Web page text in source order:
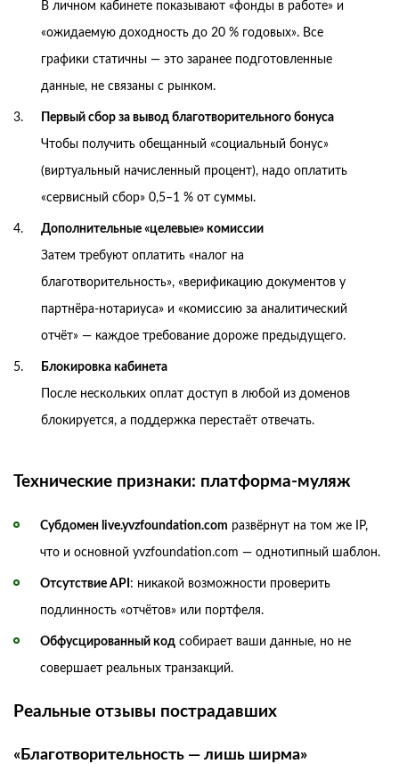
В личном кабинете показывают «фонды в работе» и
«ожидаемую доходность до 20 % годовых». Все
графики статичны — это заранее подготовленные
данные, не связаны с рынком.
Первый сбор за вывод благотворительного бонуса
Чтобы получить обещанный «социальный бонус»
(виртуальный начисленный процент), надо оплатить
«сервисный сбор» 0,5–1 % от суммы.
Дополнительные «целевые» комиссии
Затем требуют оплатить «налог на
благотворительность», «верификацию документов у
партнёра-нотариуса» и «комиссию за аналитический
отчёт» — каждое требование дороже предыдущего.
Блокировка кабинета
После нескольких оплат доступ в любой из доменов
блокируется, а поддержка перестаёт отвечать.
Технические признаки: платформа‑муляж
Субдомен live.yvzfoundation.com развёрнут на том же IP,
что и основной yvzfoundation.com — однотипный шаблон.
Отсутствие API : никакой возможности проверить
подлинность «отчётов» или портфеля.
Обфусцированный код собирает ваши данные, но не
совершает реальных транзакций.
Реальные отзывы пострадавших
«Благотворительность — лишь ширма»